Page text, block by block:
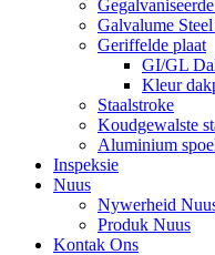
Galvalume
Geriffelde plaat
GI/GL
Kleur
Staalstroke
Koudgewalste
Aluminium
Inspeksie
Nuus
Nywerheid
Produk Nuus
Kontak Ons